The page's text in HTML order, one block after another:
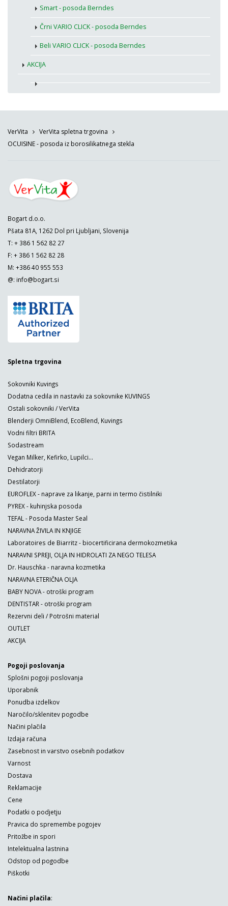
Smart - posoda Berndes
Črni VARIO CLICK - posoda Berndes
Beli VARIO CLICK - posoda Berndes
AKCIJA
VerVita
VerVita spletna trgovina
OCUISINE - posoda iz borosilikatnega stekla
Bogart d.o.o.
Pšata 81A, 1262 Dol pri Ljubljani, Slovenija
T: + 386 1 562 82 27
F: + 386 1 562 82 28
M: +386 40 955 553
@: info@bogart.si
Spletna trgovina
Sokovniki Kuvings
Dodatna cedila in nastavki za sokovnike KUVINGS
Ostali sokovniki / VerVita
Blenderji OmniBlend, EcoBlend, Kuvings
Vodni filtri BRITA
Sodastream
Vegan Milker, Kefirko, Lupilci...
Dehidratorji
Destilatorji
EUROFLEX - naprave za likanje, parni in termo čistilniki
PYREX - kuhinjska posoda
TEFAL - Posoda Master Seal
NARAVNA ŽIVILA IN KNJIGE
Laboratoires de Biarritz - biocertificirana dermokozmetika
NARAVNI SPREJI, OLJA IN HIDROLATI ZA NEGO TELESA
Dr. Hauschka - naravna kozmetika
NARAVNA ETERIČNA OLJA
BABY NOVA - otroški program
DENTISTAR - otroški program
Rezervni deli / Potrošni material
OUTLET
AKCIJA
Pogoji poslovanja
Splošni pogoji poslovanja
Uporabnik
Ponudba izdelkov
Naročilo/sklenitev pogodbe
Načini plačila
Izdaja računa
Zasebnost in varstvo osebnih podatkov
Varnost
Dostava
Reklamacije
Cene
Podatki o podjetju
Pravica do spremembe pogojev
Pritožbe in spori
Intelektualna lastnina
Odstop od pogodbe
Piškotki
Načini plačila: